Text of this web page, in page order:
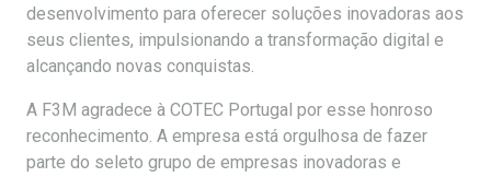
desenvolvimento para oferecer soluções inovadoras aos
seus clientes, impulsionando a transformação digital e
alcançando novas conquistas.
A F3M agradece à COTEC Portugal por esse honroso
reconhecimento. A empresa está orgulhosa de fazer
parte do seleto grupo de empresas inovadoras e